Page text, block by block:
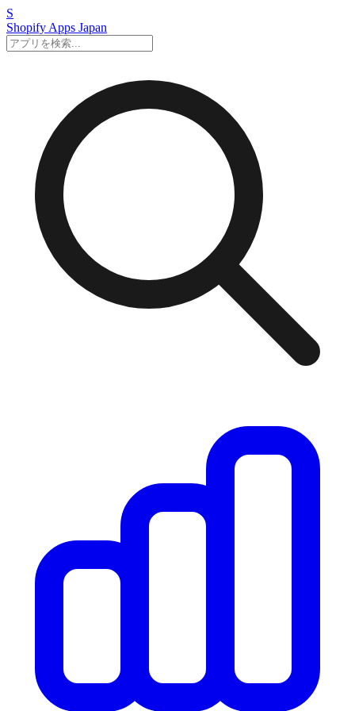
S
Shopify Apps Japan